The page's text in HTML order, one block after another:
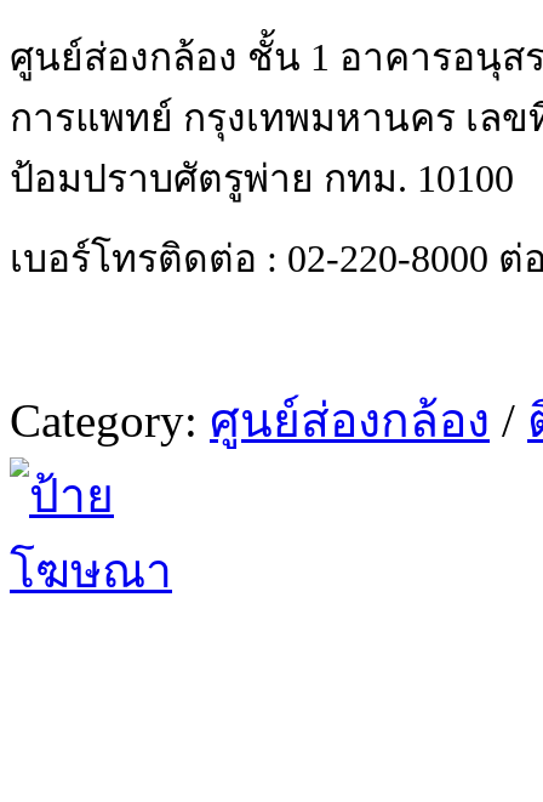
ศูนย์ส่องกล้อง ชั้น 1 อาคารอนุส
การแพทย์ กรุงเทพมหานคร เล
ป้อมปราบศัตรูพ่าย กทม. 10100
เบอร์โทรติดต่อ : 02-220-8000 ต่
Category: ศูนย์ส่องกล้อง /